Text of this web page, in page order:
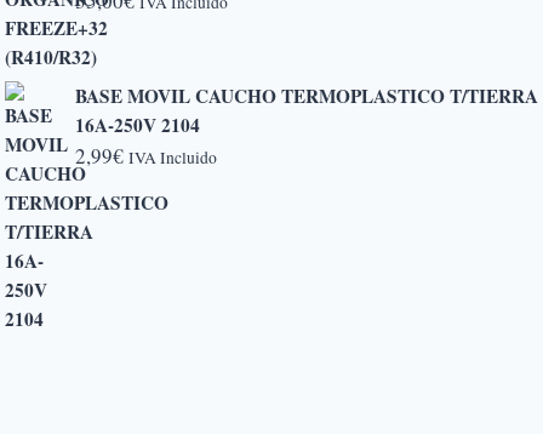
hasta
BASE MOVIL CAUCHO TERMOPLASTICO T/TIERRA
16A-250V 2104
2,99€ IVA Incluido